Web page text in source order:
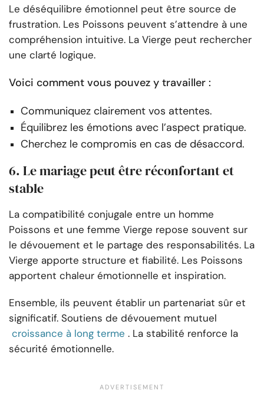
Le déséquilibre émotionnel peut être source de
frustration. Les Poissons peuvent s’attendre à une
compréhension intuitive. La Vierge peut rechercher
une clarté logique.
Voici comment vous pouvez y travailler :
Communiquez clairement vos attentes.
Équilibrez les émotions avec l’aspect pratique.
Cherchez le compromis en cas de désaccord.
6. Le mariage peut être réconfortant et
stable
La compatibilité conjugale entre un homme
Poissons et une femme Vierge repose souvent sur
le dévouement et le partage des responsabilités. La
Vierge apporte structure et fiabilité. Les Poissons
apportent chaleur émotionnelle et inspiration.
Ensemble, ils peuvent établir un partenariat sûr et
significatif. Soutiens de dévouement mutuel
croissance à long terme . La stabilité renforce la
sécurité émotionnelle.